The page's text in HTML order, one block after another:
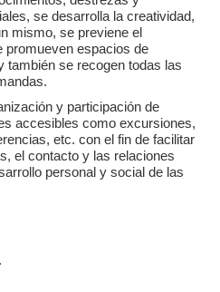
se desarrolla la creatividad,
mismo, se previene el
promueven espacios de
también se recogen todas las
y participación de
accesibles como excursiones,
etc. con el fin de facilitar
el contacto y las relaciones
personal y social de las